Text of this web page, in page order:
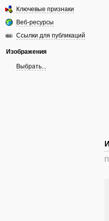
Ключевые признаки
Веб-ресурсы
Ссылки для публикаций
Изображения
Выбрать...